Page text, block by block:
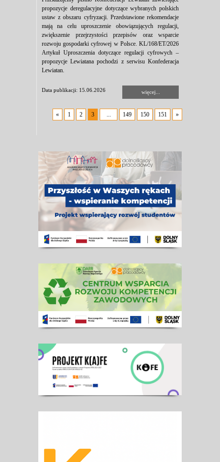
propozycje deregulacyjne dotyczące wybranych polskich
ustaw z obszaru cyfryzacji. Przedstawione rekomendacje
mają na celu uproszczenie obowiązujących regulacji,
zwiększenie przejrzystości przepisów oraz wsparcie
rozwoju gospodarki cyfrowej w Polsce. KL/168/ET/2026
Artykuł Uproszczenia dotyczące regulacji cyfrowych –
propozycje Lewiatana pochodzi z serwisu Konfederacja
Lewiatan.
Data publikacji: 15.06.2026 więcej...
« 1 2 3 ... 149 150 151 »